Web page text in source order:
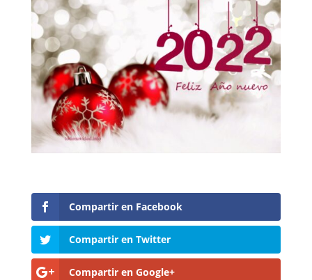
Compartir en Facebook
Compartir en Twitter
Compartir en Google+